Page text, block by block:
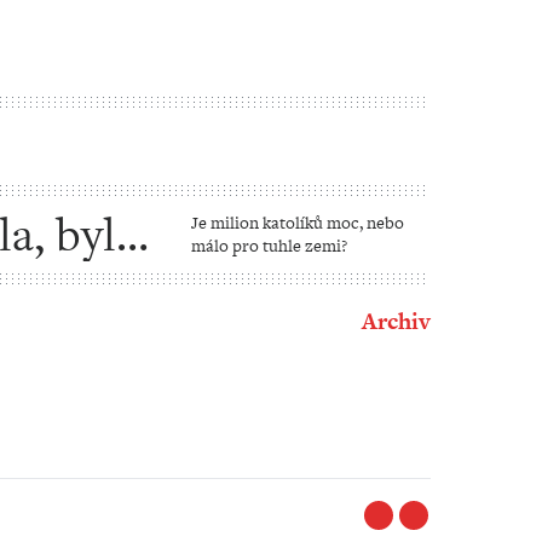
bylo
Je milion katolíků moc, nebo
málo pro tuhle zemi?
Archiv